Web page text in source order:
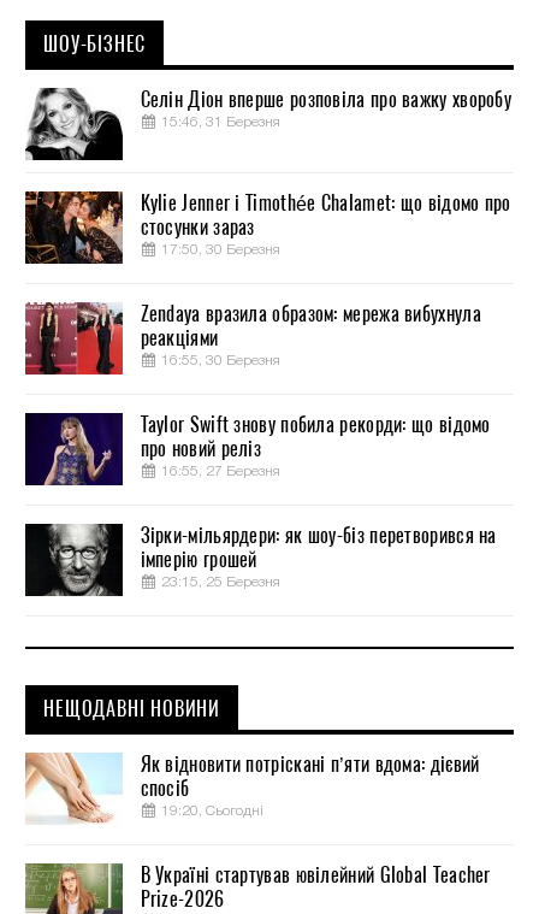
ШОУ-БІЗНЕС
Селін Діон вперше розповіла про важку хворобу
15:46, 31 Березня
Kylie Jenner і Timothée Chalamet: що відомо про
стосунки зараз
17:50, 30 Березня
Zendaya вразила образом: мережа вибухнула
реакціями
16:55, 30 Березня
Taylor Swift знову побила рекорди: що відомо
про новий реліз
16:55, 27 Березня
Зірки-мільярдери: як шоу-біз перетворився на
імперію грошей
23:15, 25 Березня
НЕЩОДАВНІ НОВИНИ
Як відновити потріскані п’яти вдома: дієвий
спосіб
19:20, Сьогодні
В Україні стартував ювілейний Global Teacher
Prize-2026